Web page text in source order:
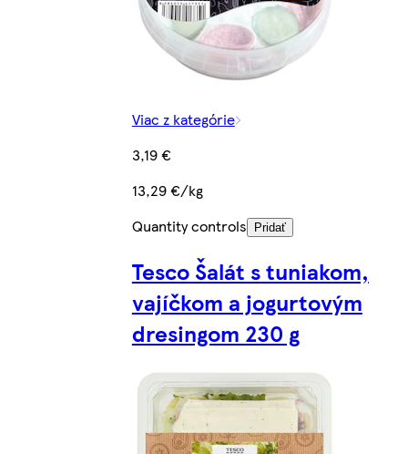
Viac z kategórie
3,19 €
13,29 €/kg
Quantity controls
Pridať
Tesco Šalát s tuniakom,
vajíčkom a jogurtovým
dresingom 230 g